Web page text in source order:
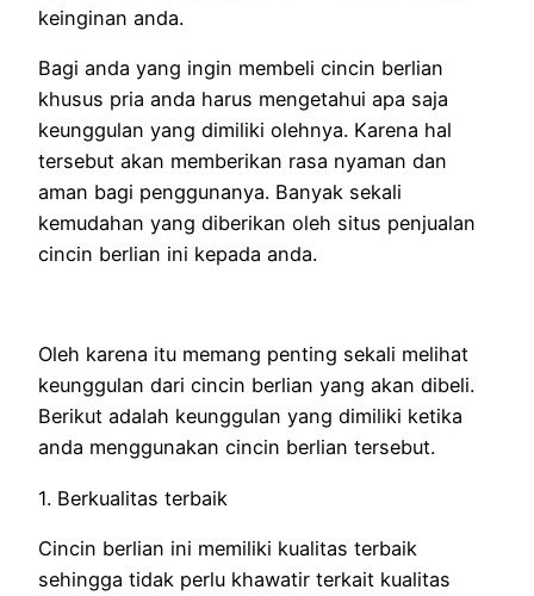
keinginan anda.
Bagi anda yang ingin membeli cincin berlian
khusus pria anda harus mengetahui apa saja
keunggulan yang dimiliki olehnya. Karena hal
tersebut akan memberikan rasa nyaman dan
aman bagi penggunanya. Banyak sekali
kemudahan yang diberikan oleh situs penjualan
cincin berlian ini kepada anda.
Oleh karena itu memang penting sekali melihat
keunggulan dari cincin berlian yang akan dibeli.
Berikut adalah keunggulan yang dimiliki ketika
anda menggunakan cincin berlian tersebut.
1. Berkualitas terbaik
Cincin berlian ini memiliki kualitas terbaik
sehingga tidak perlu khawatir terkait kualitas